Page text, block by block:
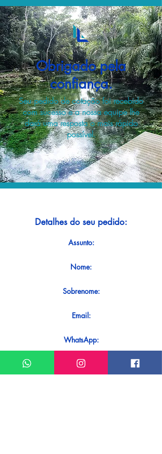
Obrigado pela
confiança.
Seu pedido de cotação foi recebido
com sucesso e a nossa equipe lhe
dará uma resposta o mais rápido
possível.
Detalhes do seu pedido:
Assunto:
Nome:
Sobrenome:
Email:
WhatsApp:
Mensagem: